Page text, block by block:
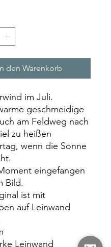
den Warenkorb
im Juli.
geschmeidige
am Feldweg nach
zu heißen
wenn die Sonne
eingefangen
Bild.
ist mit
auf Leinwand
Leinwand